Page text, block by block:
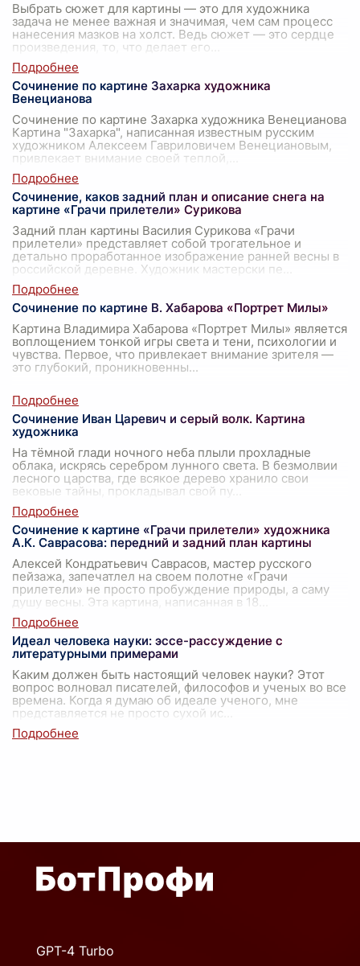
Выбрать сюжет для картины — это для художника
задача не менее важная и значимая, чем сам процесс
нанесения мазков на холст. Ведь сюжет — это сердце
произведения, то, что делает его
Сочинение по картине Захарка художника
Венецианова
Сочинение по картине Захарка художника Венецианова
Картина "Захарка", написанная известным русским
художником Алексеем Гавриловичем Венециановым,
привлекает внимание своей теплой,
Сочинение, каков задний план и описание снега на
картине «Грачи прилетели» Сурикова
Задний план картины Василия Сурикова «Грачи
прилетели» представляет собой трогательное и
детально проработанное изображение ранней весны в
российской деревне. Художник мастерски пе
Сочинение по картине В. Хабарова «Портрет Милы»
Картина Владимира Хабарова «Портрет Милы» является
воплощением тонкой игры света и тени, психологии и
чувства. Первое, что привлекает внимание зрителя —
это глубокий, проникновенны...
Сочинение Иван Царевич и серый волк. Картина
художника
На тёмной глади ночного неба плыли прохладные
облака, искрясь серебром лунного света. В безмолвии
лесного царства, где всякое дерево хранило свои
вековые тайны, прокладывал свой пу
Сочинение к картине «Грачи прилетели» художника
А.К. Саврасова: передний и задний план картины
Алексей Кондратьевич Саврасов, мастер русского
пейзажа, запечатлел на своем полотне «Грачи
прилетели» не просто пробуждение природы, а саму
душу весны. Эта картина, написанная в 18
Идеал человека науки: эссе-рассуждение с
литературными примерами
Каким должен быть настоящий человек науки? Этот
вопрос волновал писателей, философов и ученых во все
времена. Когда я думаю об идеале ученого, мне
представляется не просто сухой ис
GPT-4 Turbo